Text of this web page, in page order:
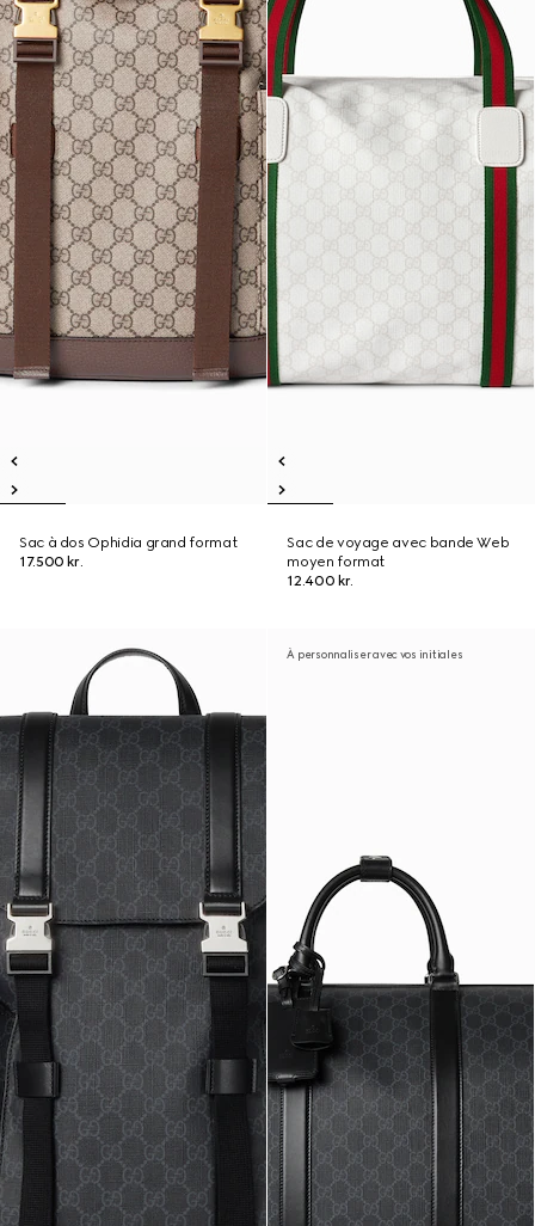
Sac à dos Ophidia grand format
17.500 kr.
Sac de voyage avec bande Web
moyen format
12.400 kr.
À personnaliser avec vos initiales